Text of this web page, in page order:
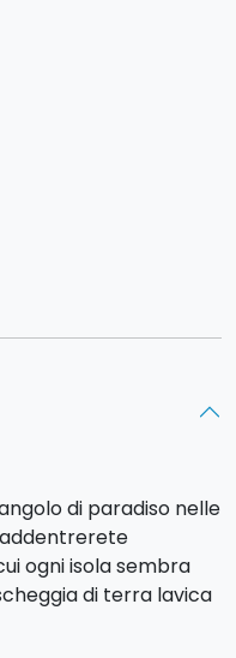
di paradiso nelle
addentrerete
ogni isola sembra
di terra lavica